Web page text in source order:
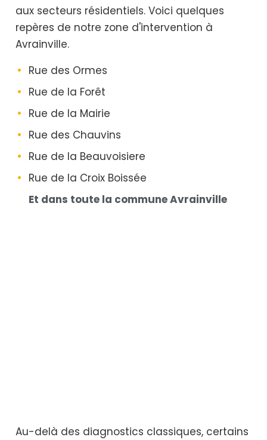
aux secteurs résidentiels. Voici quelques
repères de notre zone d'intervention à
Avrainville.
Rue des Ormes
Rue de la Forêt
Rue de la Mairie
Rue des Chauvins
Rue de la Beauvoisiere
Rue de la Croix Boissée
Et dans toute la commune Avrainville
Au-delà des diagnostics classiques, certains